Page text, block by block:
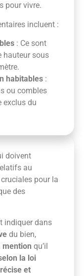
pour vivre.
incluent :
: Ce sont
hauteur sous
habitables :
ou combles
exclus du
doivent
au
pour la
des
indiquer dans
du bien,
mention qu’il
la loi
et